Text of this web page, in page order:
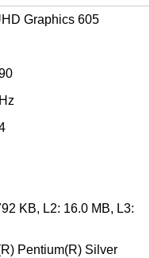
Graphics 605
KB, L2: 16.0 MB, L3:
Pentium(R) Silver